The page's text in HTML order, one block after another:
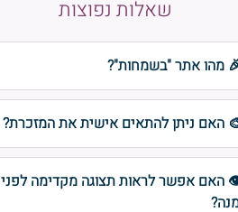
שאלות נפוצות
מהו אתר "בשמחות"?
האם ניתן להתאים אישית את המזכרת?
האם אפשר לראות תצוגה מקדימה לפני